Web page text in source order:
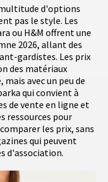
d'options
pas le style. Les
ou H&M offrent une
2026, allant des
gardistes. Les prix
des matériaux
avec un peu de
qui convient à
de vente en ligne et
ressources pour
les prix, sans
qui peuvent
d'association.